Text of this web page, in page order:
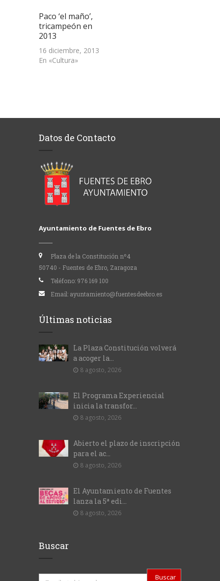
Paco ‘el maño’,
tricampeón en
2013
16 diciembre, 2013
En «Cultura»
Datos de Contacto
Ayuntamiento de Fuentes de Ebro
Plaza de la Constitución nº4
50740 - Fuentes de Ebro, Zaragoza
Teléfono: 976 169 100
Email: ayuntamiento@fuentesdeebro.es
Últimas noticias
La Plaza Constitución volverá
a acoger la...
8 agosto, 2026
El Programa Experiencial
inicia la transfor...
8 agosto, 2026
Abierto el plazo de inscripción
para el ac...
8 agosto, 2026
El Ayuntamiento de Fuentes
lanza la 5ª edi...
8 agosto, 2026
Buscar
Buscar